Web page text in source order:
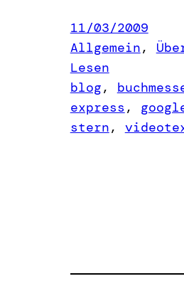
11/03/2009
Allgemein,
Lesen
blog,
express ,
stern,